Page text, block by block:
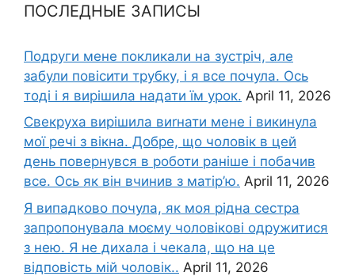
ПОСЛЕДНЫЕ ЗАПИСЫ
Подруги мене покликали на зустріч, але
забули повісити трубку, і я все почула. Ось
тоді і я вирішила надати їм урок. April 11, 2026
Свекруха вирішила виrнати мене і викинула
мої речі з вікна. Добре, що чоловік в цей
день повернувся в роботи раніше і побачив
все. Ось як він вчинив з матір’ю. April 11, 2026
Я випадково почула, як моя рідна сестра
запропонувала моєму чоловікові одружитися
з нею. Я не дихала і чекала, що на це
відповість мій чоловік.. April 11, 2026